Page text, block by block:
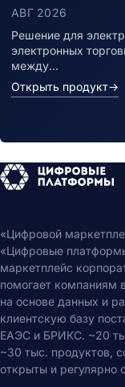
АВГ 2026
Решение для
электронных
между…
Открыть продукт→
«Цифровой
«Цифровые
маркетплейс
помогает компаниям
на основе данных и
клиентскую базу
ЕАЭС и БРИКС. ~20
~30 тыс. продуктов,
открыты и регулярно